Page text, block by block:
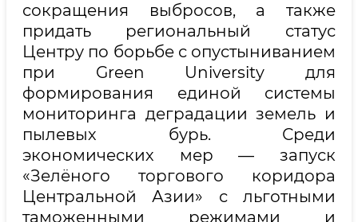
сокращения выбросов, а также
придать региональный статус
Центру по борьбе с опустыниванием
при Green University для
формирования единой системы
мониторинга деградации земель и
пылевых бурь. Среди
экономических мер — запуск
«Зелёного торгового коридора
Центральной Азии» с льготными
таможенными режимами и